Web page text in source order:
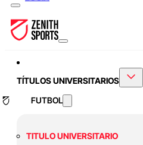
TÍTULOS UNIVERSITARIOS
FUTBOL
TITULO UNIVERSITARIO